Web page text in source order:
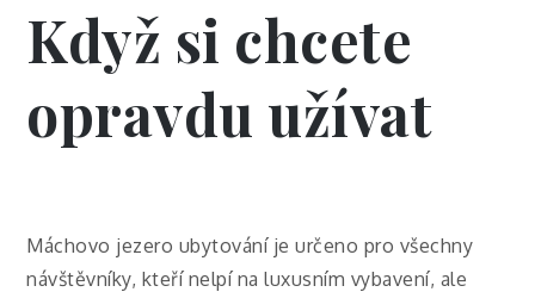
Když si chcete
opravdu užívat
Máchovo jezero ubytováníje určeno pro všechny
návštěvníky, kteří nelpí na luxusním vybavení, ale